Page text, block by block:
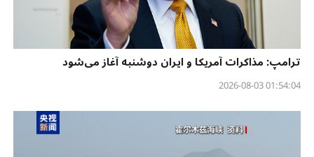
ترامپ: مذاکرات آمریکا و ایران دوشنبه آغاز می‌شود
01:54:04 2026-08-03